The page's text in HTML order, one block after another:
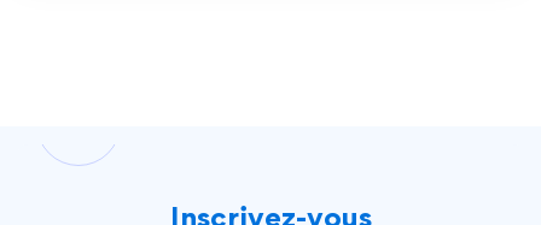
Inscrivez-vous